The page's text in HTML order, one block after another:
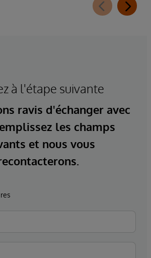
à l'étape suivante
ravis d'échanger avec
les champs
et nous vous